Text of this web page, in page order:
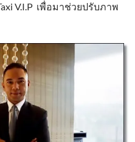
V.I.P เพื่อมาช่วยปรับภาพ